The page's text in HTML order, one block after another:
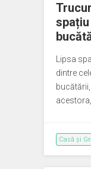
Lipsa
dintre
Casă și